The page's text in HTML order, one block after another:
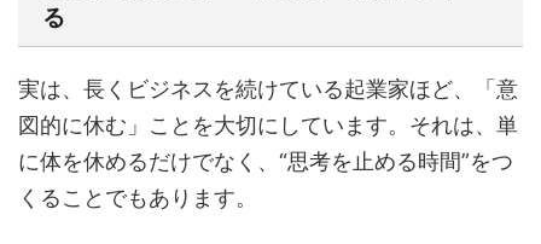
る
実は、長くビジネスを続けている起業家ほど、「意
図的に休む」ことを大切にしています。それは、単
に体を休めるだけでなく、“思考を止める時間”をつ
くることでもあります。